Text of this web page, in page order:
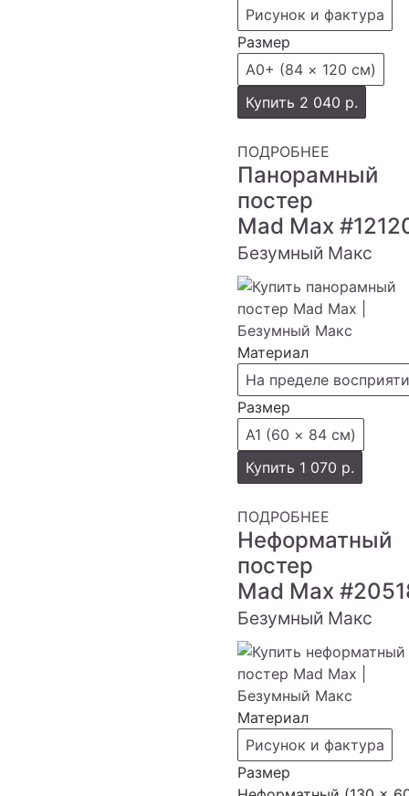
Рисунок и фактура
Размер
А0+ (84 × 120 см)
Купить 2 040 р.
ПОДРОБНЕЕ
Панорамный
постер
Mad Max
Безумный Макс
Материал
На пределе
Размер
А1 (60 × 84 см)
Купить 1 070 р.
ПОДРОБНЕЕ
Неформатный
постер
Mad Max
Безумный Макс
Материал
Рисунок и фактура
Размер